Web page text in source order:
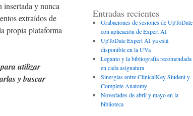
y nunca
extraídos de
propia plataforma
utilizar
y buscar
Entradas recientes
Grabaciones de sesiones de UpToDate
con aplicación de Expert AI
UpToDate Expert AI ya está
disponible en la UVa
Leganto y la bibliografía recomendada
en cada asignatura
Sinergias entre ClinicalKey Student y
Complete Anatomy
Novedades de abril y mayo en la
biblioteca